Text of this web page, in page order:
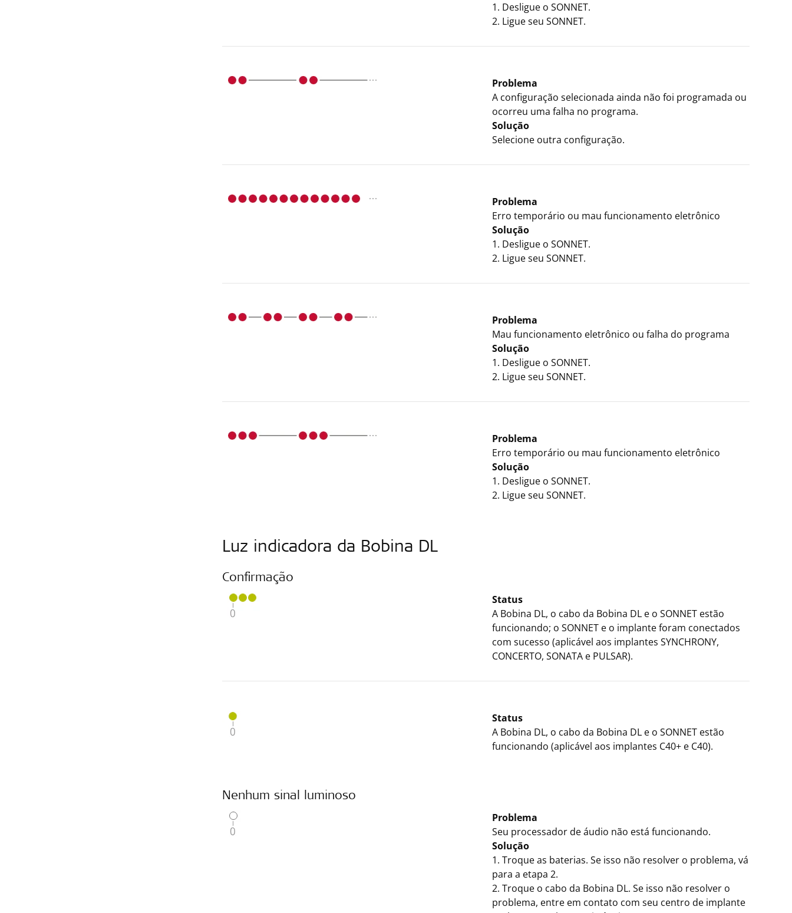
1. Desligue o SONNET.
2. Ligue seu SONNET.
Problema
A configuração selecionada ainda não foi programada ou
ocorreu uma falha no programa.
Solução
Selecione outra configuração.
Problema
Erro temporário ou mau funcionamento eletrônico
Solução
1. Desligue o SONNET.
2. Ligue seu SONNET.
Problema
Mau funcionamento eletrônico ou falha do programa
Solução
1. Desligue o SONNET.
2. Ligue seu SONNET.
Problema
Erro temporário ou mau funcionamento eletrônico
Solução
1. Desligue o SONNET.
2. Ligue seu SONNET.
Luz indicadora da Bobina DL
Confirmação
Status
A Bobina DL, o cabo da Bobina DL e o SONNET estão
funcionando; o SONNET e o implante foram conectados
com sucesso (aplicável aos implantes SYNCHRONY,
CONCERTO, SONATA e PULSAR).
Status
A Bobina DL, o cabo da Bobina DL e o SONNET estão
funcionando (aplicável aos implantes C40+ e C40).
Nenhum sinal luminoso
Problema
Seu processador de áudio não está funcionando.
Solução
1. Troque as baterias. Se isso não resolver o problema, vá
para a etapa 2.
2. Troque o cabo da Bobina DL. Se isso não resolver o
problema, entre em contato com seu centro de implante